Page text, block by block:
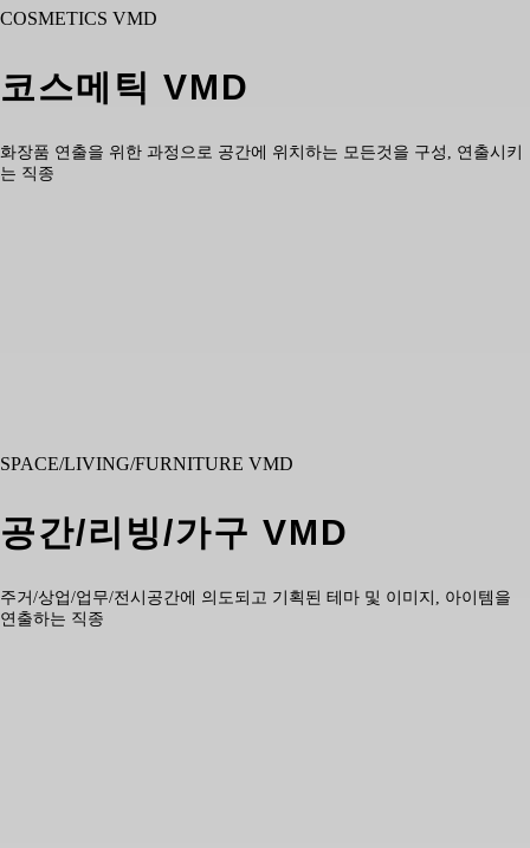
COSMETICS VMD
코스메틱 VMD
화장품 연출을 위한 과정으로 공간에 위치하는 모든것을 구성, 연출시키
는 직종
SPACE/LIVING/FURNITURE VMD
공간/리빙/가구 VMD
주거/상업/업무/전시공간에 의도되고 기획된 테마 및 이미지, 아이템을
연출하는 직종